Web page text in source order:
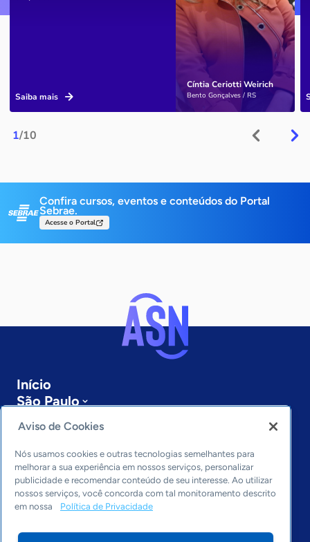
1/10
Cíntia Ceriotti Weirich
Bento Gonçalves / RS
Saiba mais
Confira cursos, eventos e conteúdos do Portal
Sebrae.
Acesse o Portal
Início
São Paulo
Sobre a ASN
Últimas notícias
Entre em contato
Editorias
Economia & Política
Inovação & Tecnologia
Cultura empreendedora
Aviso de Cookies
Nós usamos cookies e outras tecnologias semelhantes para
melhorar a sua experiência em nossos serviços, personalizar
publicidade e recomendar conteúdo de seu interesse. Ao utilizar
nossos serviços, você concorda com tal monitoramento descrito
em nossa
Política de Privacidade